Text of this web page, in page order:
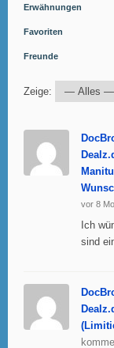
Erwähnungen
Favoriten
Freunde
Zeige:
vor 8
Ich
sind